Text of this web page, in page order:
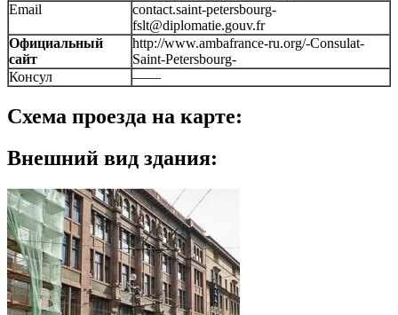
Email
contact.saint-petersbourg-
fslt@diplomatie.gouv.fr
Официальный
сайт
http://www.ambafrance-ru.org/-Consulat-
Saint-Petersbourg-
Консул
——
Схема проезда на карте:
Внешний вид здания: